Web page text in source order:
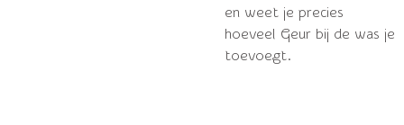
en weet je precies
hoeveel Geur bij de was je
toevoegt.